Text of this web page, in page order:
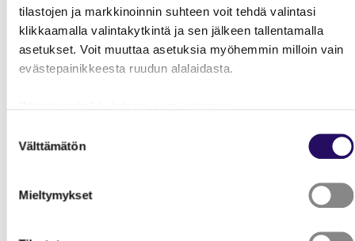
tilastojen ja markkinoinnin suhteen voit tehdä valintasi
klikkaamalla valintakytkintä ja sen jälkeen tallentamalla
asetukset. Voit muuttaa asetuksia myöhemmin milloin vain
evästepainikkeesta ruudun alalaidasta.
valinta
Välttämätön
Mieltymykset
elämää Pohjois-
Savossa
sekä paikallisille että muualta muuttaville.
tarjoten samalla modernit palvelut. Alueella elät hyvin,
siemauksin. Täällä työ ja vapaa-aika sulautuvat